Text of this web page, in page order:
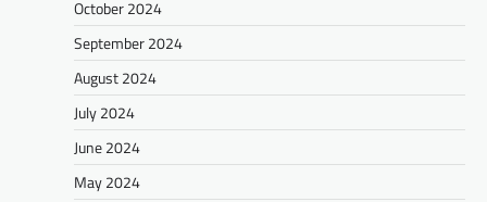
October 2024
September 2024
August 2024
July 2024
June 2024
May 2024